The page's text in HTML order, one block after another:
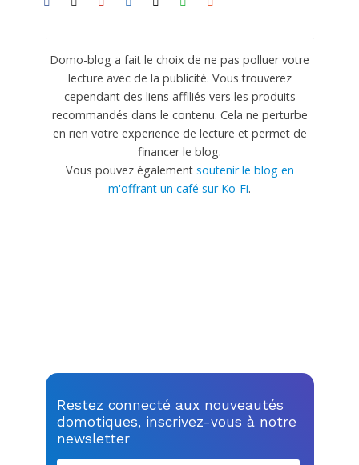
Domo-blog a fait le choix de ne pas polluer votre
lecture avec de la publicité. Vous trouverez
cependant des liens affiliés vers les produits
recommandés dans le contenu. Cela ne perturbe
en rien votre experience de lecture et permet de
financer le blog.
Vous pouvez également soutenir le blog en
m'offrant un café sur Ko-Fi.
Restez connecté aux nouveautés
domotiques, inscrivez-vous à notre
newsletter